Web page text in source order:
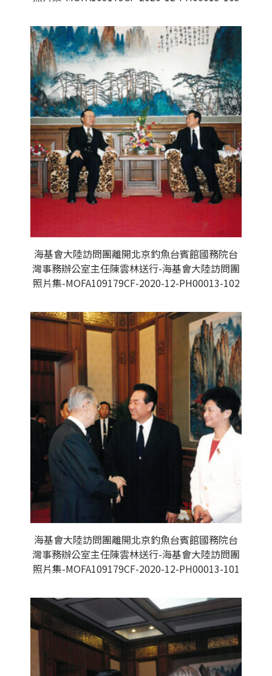
海基會大陸訪問團離開北京釣魚台賓館國務院台
灣事務辦公室主任陳雲林送行-海基會大陸訪問團
照片集-MOFA109179CF-2020-12-PH00013-102
海基會大陸訪問團離開北京釣魚台賓館國務院台
灣事務辦公室主任陳雲林送行-海基會大陸訪問團
照片集-MOFA109179CF-2020-12-PH00013-101